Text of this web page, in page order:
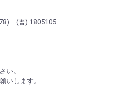
(普) 1805105
い。
いします。